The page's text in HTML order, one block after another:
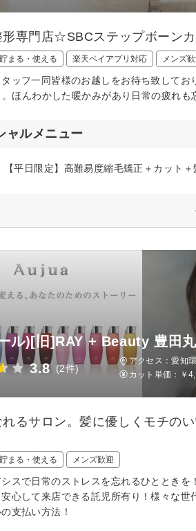
専門店☆SBCステップボーン
まる・使える 楽天ペイアプリ対応 メンズ
ッフ一同皆様のお越しをお待ち致して
ほんわかした暖かみがあり日常の疲れ
ャルメニュー
【平日限定】高難易度縮毛矯正＋カット
ル)[旧]RAY + Beauty 豊田
3.8 (2件)
アクセス：愛知
カット単価：
￥
れるサロン。髪に優しくモチの
まる・使える メンズ歓迎
スで日常のストレスを忘れるひととき
心して来店できる託児所有り！様々な
支払い方法！